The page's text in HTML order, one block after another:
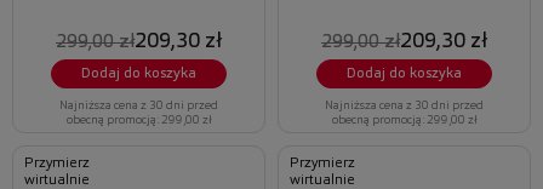
299,00 zł209,30 zł
Dodaj do koszyka
Najniższa cena z 30 dni przed
obecną promocją: 299,00 zł
299,00 zł209,30 zł
Dodaj do koszyka
Najniższa cena z 30 dni przed
obecną promocją: 299,00 zł
Przymierz
wirtualnie
Przymierz
wirtualnie